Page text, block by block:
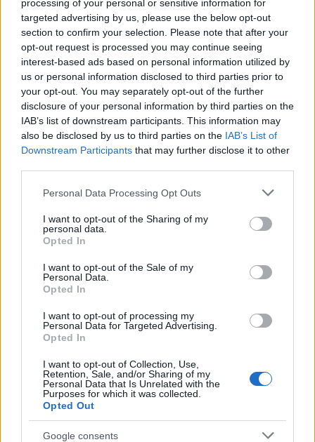
processing of your personal or sensitive information for
targeted advertising by us, please use the below opt-out
section to confirm your selection. Please note that after your
opt-out request is processed you may continue seeing
interest-based ads based on personal information utilized by
us or personal information disclosed to third parties prior to
your opt-out. You may separately opt-out of the further
disclosure of your personal information by third parties on the
IAB’s list of downstream participants. This information may
also be disclosed by us to third parties on the IAB’s List of
Downstream Participants that may further disclose it to other
Please note that this website/app uses one or more Google
not limited to your visit or usage behaviour. You may click to
grant or deny consent to Google and its third-party tags to
use your data for below specified purposes in below Google
consent section.
Personal Data Processing Opt Outs
I want to opt-out of the Sharing of my
personal data.
Opted In
I want to opt-out of the Sale of my
Personal Data.
Opted In
I want to opt-out of processing my
Personal Data for Targeted Advertising.
Opted In
I want to opt-out of Collection, Use,
Retention, Sale, and/or Sharing of my
Personal Data that Is Unrelated with the
Purposes for which it was collected.
Opted Out
Google consents
Szép is ez. Mert ha jól értem, most a polgármester
úrék a mi önkormányzatunkkal fizettetik ki a
ajándékozás.
Gergely József
2012 februárjában az atlatszo.hu
vagyongazdálkodásának furcsaságait bemutató
cikksorozatában szóba került a
Álcivilekre is százmilliókat költöttek). Ebből kiderült,
hogy az említett egyesület 2008 – 2011 között
összesen 12,1 millió Ft támogatást kapott. Az
egyesületről nem sok információ érhető el, de a
Facebookmegoldást kínál